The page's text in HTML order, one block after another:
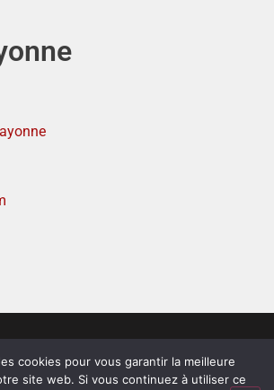
–Politique de confidentialité–
Politique de cookies
cookies pour vous garantir la meilleure
site web. Si vous continuez à utiliser ce